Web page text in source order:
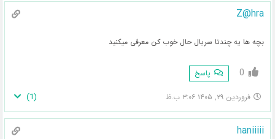
Z@hra
بچه ها یه چندتا سریال حال خوب کن معرفی میکنید
0 پاسخ
فروردین ۲۹, ۱۴۰۵ ۳:۰۶ ب.ظ (
1
)
haniiiii